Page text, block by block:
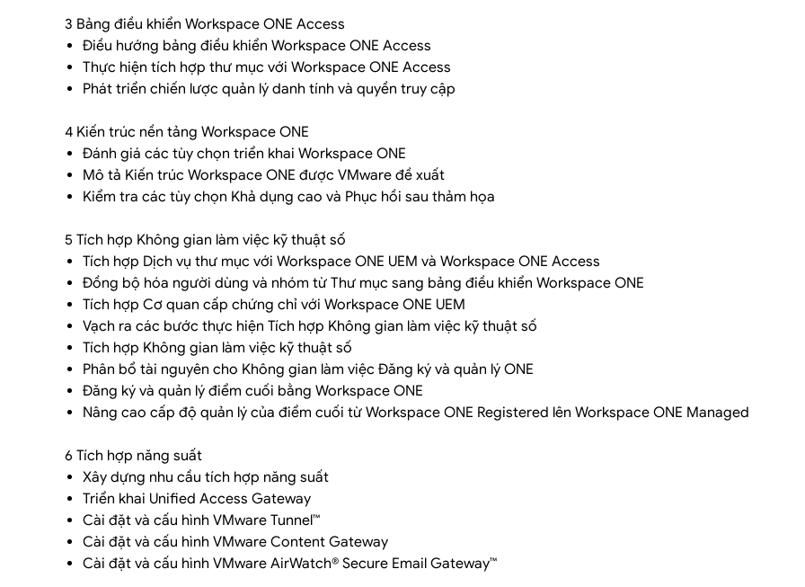
3 Bảng điều khiển Workspace ONE Access
Điều hướng bảng điều khiển Workspace ONE Access
Thực hiện tích hợp thư mục với Workspace ONE Access
Phát triển chiến lược quản lý danh tính và quyền truy cập
4 Kiến trúc nền tảng Workspace ONE
Đánh giá các tùy chọn triển khai Workspace ONE
Mô tả Kiến trúc Workspace ONE được VMware đề xuất
Kiểm tra các tùy chọn Khả dụng cao và Phục hồi sau thảm họa
5 Tích hợp Không gian làm việc kỹ thuật số
Tích hợp Dịch vụ thư mục với Workspace ONE UEM và Workspace ONE Access
Đồng bộ hóa người dùng và nhóm từ Thư mục sang bảng điều khiển Workspace ONE
Tích hợp Cơ quan cấp chứng chỉ với Workspace ONE UEM
Vạch ra các bước thực hiện Tích hợp Không gian làm việc kỹ thuật số
Tích hợp Không gian làm việc kỹ thuật số
Phân bổ tài nguyên cho Không gian làm việc Đăng ký và quản lý ONE
Đăng ký và quản lý điểm cuối bằng Workspace ONE
Nâng cao cấp độ quản lý của điểm cuối từ Workspace ONE Registered lên Workspace ONE Managed
6 Tích hợp năng suất
Xây dựng nhu cầu tích hợp năng suất
Triển khai Unified Access Gateway
Cài đặt và cấu hình VMware Tunnel™
Cài đặt và cấu hình VMware Content Gateway
Cài đặt và cấu hình VMware AirWatch® Secure Email Gateway™